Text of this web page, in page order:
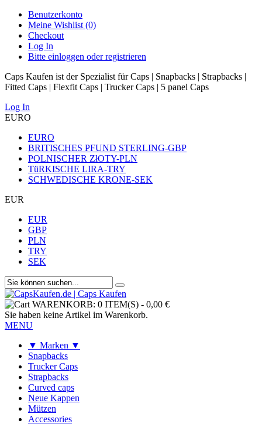
Benutzerkonto
Meine Wishlist (0)
Checkout
Log In
Bitte einloggen oder registrieren
Caps Kaufen ist der Spezialist für Caps | Snapbacks | Strapbacks |
Fitted Caps | Flexfit Caps | Trucker Caps | 5 panel Caps
Log In
EURO
EURO
BRITISCHES PFUND STERLING-GBP
POLNISCHER ZłOTY-PLN
TüRKISCHE LIRA-TRY
SCHWEDISCHE KRONE-SEK
EUR
EUR
GBP
PLN
TRY
SEK
WARENKORB: 0 ITEM(S) - 0,00 €
Sie haben keine Artikel im Warenkorb.
MENU
▼ Marken ▼
Snapbacks
Trucker Caps
Strapbacks
Curved caps
Neue Kappen
Mützen
Accessories